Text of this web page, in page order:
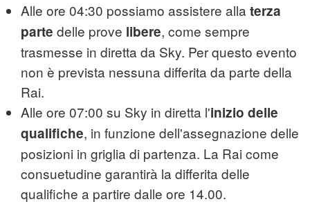
Alle ore 04:30 possiamo assistere alla terza
parte delle prove libere, come sempre
trasmesse in diretta da Sky. Per questo evento
non è prevista nessuna differita da parte della
Rai.
Alle ore 07:00 su Sky in diretta l'inizio delle
qualifiche, in funzione dell'assegnazione delle
posizioni in griglia di partenza. La Rai come
consuetudine garantirà la differita delle
qualifiche a partire dalle ore 14.00.